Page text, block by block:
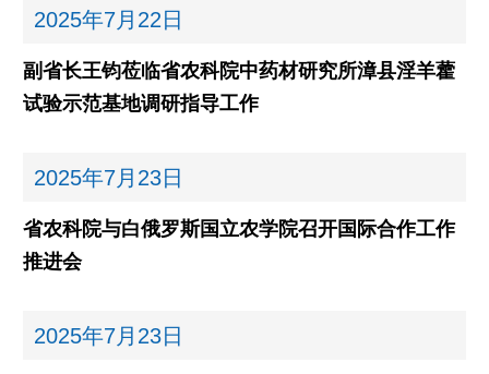
2025年7月22日
副省长王钧莅临省农科院中药材研究所漳县淫羊藿
试验示范基地调研指导工作
2025年7月23日
省农科院与白俄罗斯国立农学院召开国际合作工作
推进会
2025年7月23日